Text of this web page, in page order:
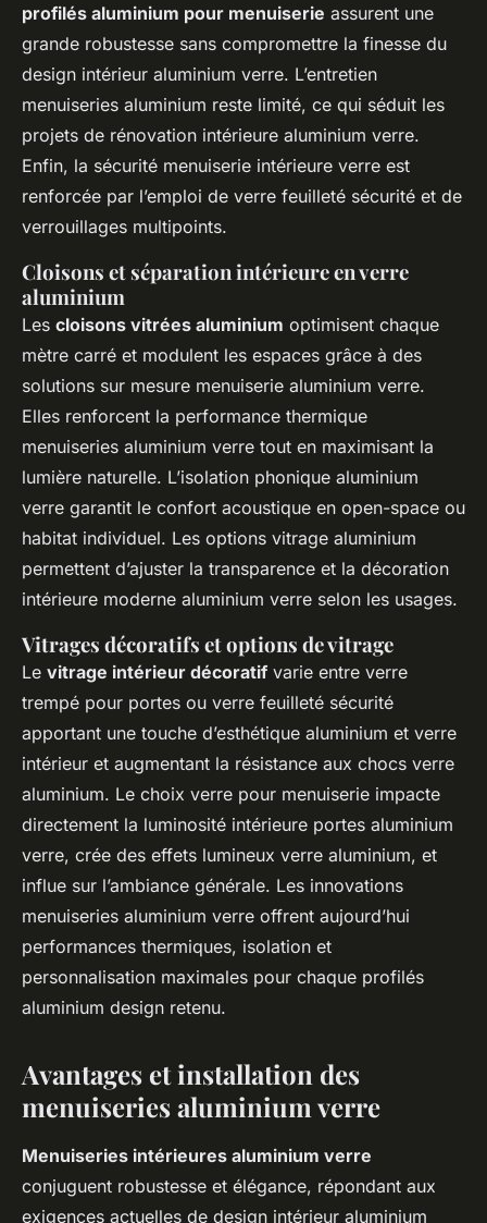
profilés aluminium pour menuiserie assurent une
grande robustesse sans compromettre la finesse du
design intérieur aluminium verre. L’entretien
menuiseries aluminium reste limité, ce qui séduit les
projets de rénovation intérieure aluminium verre.
Enfin, la sécurité menuiserie intérieure verre est
renforcée par l’emploi de verre feuilleté sécurité et de
verrouillages multipoints.
Cloisons et séparation intérieure en verre
aluminium
Les cloisons vitrées aluminium optimisent chaque
mètre carré et modulent les espaces grâce à des
solutions sur mesure menuiserie aluminium verre.
Elles renforcent la performance thermique
menuiseries aluminium verre tout en maximisant la
lumière naturelle. L’isolation phonique aluminium
verre garantit le confort acoustique en open-space ou
habitat individuel. Les options vitrage aluminium
permettent d’ajuster la transparence et la décoration
intérieure moderne aluminium verre selon les usages.
Vitrages décoratifs et options de vitrage
Le vitrage intérieur décoratif varie entre verre
trempé pour portes ou verre feuilleté sécurité
apportant une touche d’esthétique aluminium et verre
intérieur et augmentant la résistance aux chocs verre
aluminium. Le choix verre pour menuiserie impacte
directement la luminosité intérieure portes aluminium
verre, crée des effets lumineux verre aluminium, et
influe sur l’ambiance générale. Les innovations
menuiseries aluminium verre offrent aujourd’hui
performances thermiques, isolation et
personnalisation maximales pour chaque profilés
aluminium design retenu.
Avantages et installation des
menuiseries aluminium verre
Menuiseries intérieures aluminium verre
conjuguent robustesse et élégance, répondant aux
exigences actuelles de design intérieur aluminium